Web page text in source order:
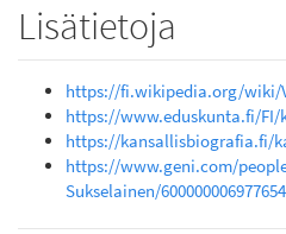
Lisätietoja
https://fi.wikipedia.org/wiki/
https://www.eduskunta.fi/FI/
https://kansallisbiografia.fi/
https://www.geni.com/
Sukselainen/